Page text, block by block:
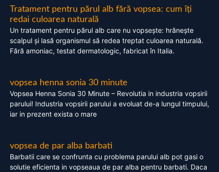
Tratament pentru părul alb fără vopsea: cum îți
redai culoarea naturală
Un tratament pentru părul alb care nu vopsește: hrănește
scalpul și lasă organismul să redea treptat culoarea naturală.
Fără amoniac, testat dermatologic, fabricat în Italia.
vopsea henna sonia 30 minute
Vopsea Henna Sonia 30 Minute – Revolutia in industria vopsirii
parului! Industria vopsirii parului a evoluat de-a lungul timpului,
iar in prezent exista o mare
vopsea de par alba barbati
Barbatii care se confrunta cu problema parului alb pot gasi o
solutie eficienta in vopseaua de par alba pentru barbati. Daca